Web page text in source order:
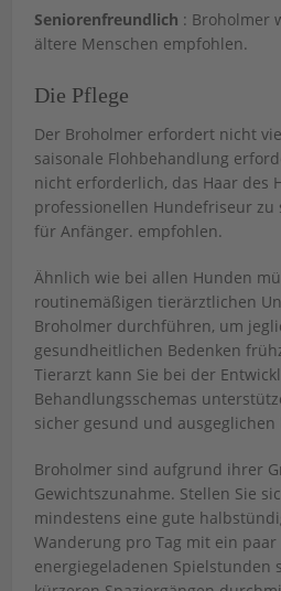
Seniorenfreundlich : Broholmer
ältere Menschen empfohlen.
Die Pflege
Der Broholmer erfordert nicht
saisonale Flohbehandlung
nicht erforderlich, das Haar des
professionellen Hundefriseur zu
für Anfänger. empfohlen.
Ähnlich wie bei allen Hunden
routinemäßigen tierärztlichen
Broholmer durchführen, um
gesundheitlichen Bedenken
Tierarzt kann Sie bei der
Behandlungsschemas
sicher gesund und ausgeglichen
Broholmer sind aufgrund ihrer
Gewichtszunahme. Stellen Sie
mindestens eine gute
Wanderung pro Tag mit ein
energiegeladenen Spielstunden